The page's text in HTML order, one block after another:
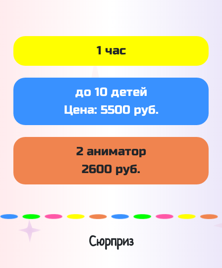
1 час
до 10 детей
Цена: 5500 руб.
2 аниматор
2600 руб.
Сюрприз